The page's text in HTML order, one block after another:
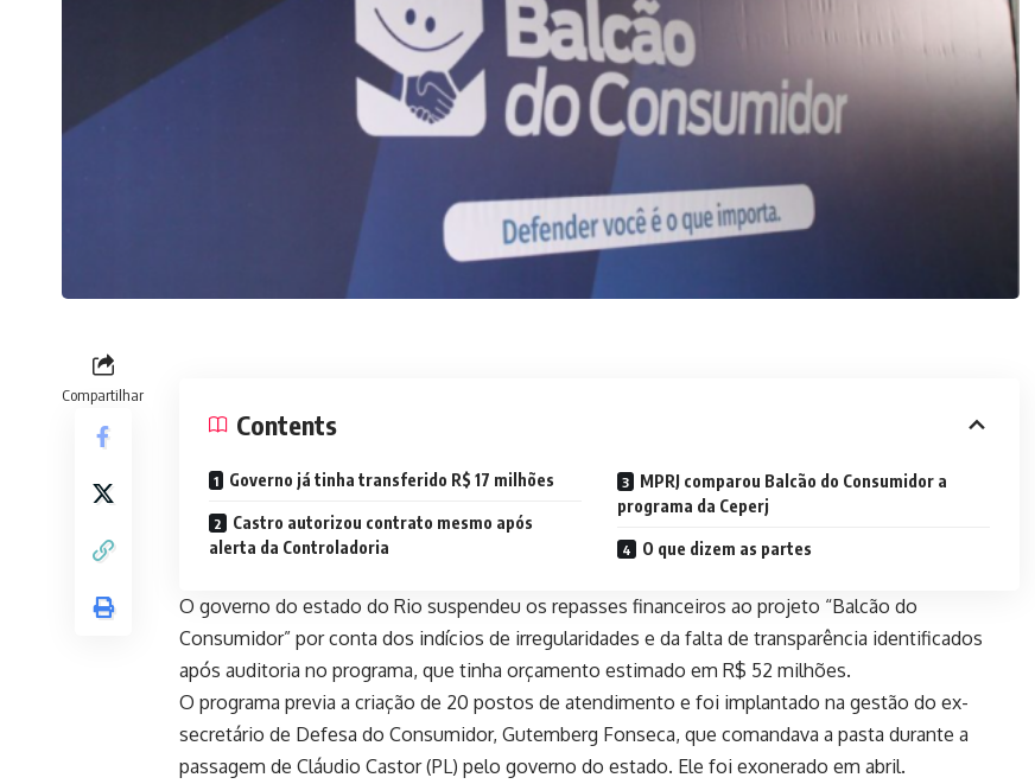
Compartilhar
Contents
Governo já tinha transferido R$ 17 milhões
Castro autorizou contrato mesmo após
alerta da Controladoria
MPRJ comparou Balcão do Consumidor a
programa da Ceperj
O que dizem as partes
O governo do estado do Rio suspendeu os repasses financeiros ao projeto “Balcão do
Consumidor” por conta dos indícios de irregularidades e da falta de transparência identificados
após auditoria no programa, que tinha orçamento estimado em R$ 52 milhões.
O programa previa a criação de 20 postos de atendimento e foi implantado na gestão do ex-
secretário de Defesa do Consumidor, Gutemberg Fonseca, que comandava a pasta durante a
passagem de Cláudio Castor (PL) pelo governo do estado. Ele foi exonerado em abril.